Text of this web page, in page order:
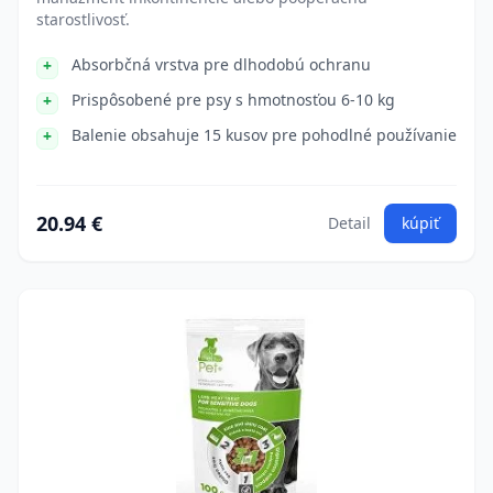
starostlivosť.
Absorbčná vrstva pre dlhodobú ochranu
Prispôsobené pre psy s hmotnosťou 6-10 kg
Balenie obsahuje 15 kusov pre pohodlné používanie
20.94 € Detail kúpiť